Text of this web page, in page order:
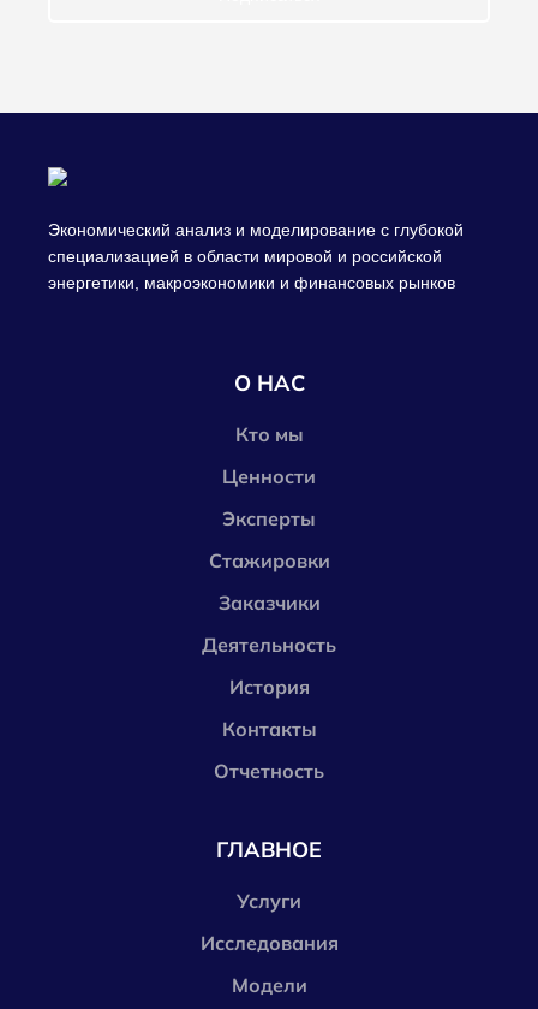
Экономический анализ и моделирование с глубокой
специализацией в области мировой и российской
энергетики, макроэкономики и финансовых рынков
О НАС
Кто мы
Ценности
Эксперты
Стажировки
Заказчики
Деятельность
История
Контакты
Отчетность
ГЛАВНОЕ
Услуги
Исследования
Модели